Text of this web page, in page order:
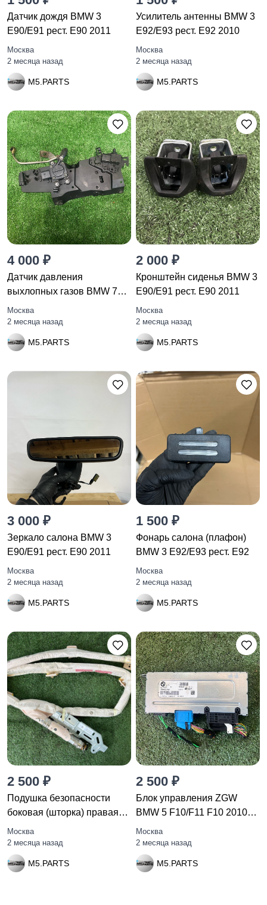
Датчик дождя BMW 3
E90/E91 рест. E90 2011
Москва
2 месяца назад
M5.PARTS
Усилитель антенны BMW 3
E92/E93 рест. E92 2010
Москва
2 месяца назад
M5.PARTS
4 000 ₽
Датчик давления
выхлопных газов BMW 7
F01/F02 F01
Москва
2 месяца назад
M5.PARTS
2 000 ₽
Кронштейн сиденья BMW 3
E90/E91 рест. E90 2011
Москва
2 месяца назад
M5.PARTS
3 000 ₽
Зеркало салона BMW 3
E90/E91 рест. E90 2011
Москва
2 месяца назад
M5.PARTS
1 500 ₽
Фонарь салона (плафон)
BMW 3 E92/E93 рест. E92
Москва
2 месяца назад
M5.PARTS
2 500 ₽
Подушка безопасности
боковая (шторка) правая
BMW 7
Москва
2 месяца назад
M5.PARTS
2 500 ₽
Блок управления ZGW
BMW 5 F10/F11 F10 2010
9236462
Москва
2 месяца назад
M5.PARTS